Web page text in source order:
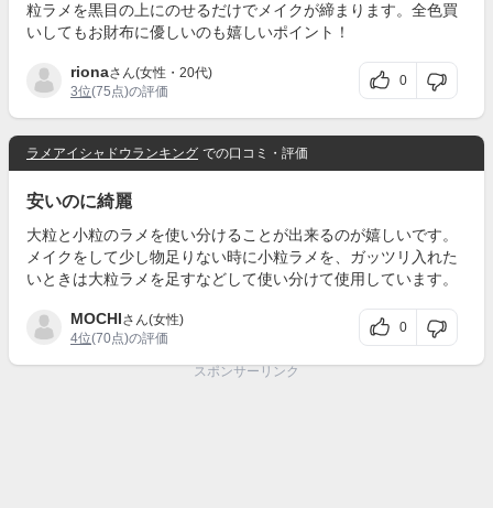
粒ラメを黒目の上にのせるだけでメイクが締まります。全色買
いしてもお財布に優しいのも嬉しいポイント！
rionaさん(女性・20代)
3位(75点)の評価
0
ラメアイシャドウランキング での口コミ・評価
安いのに綺麗
大粒と小粒のラメを使い分けることが出来るのが嬉しいです。
メイクをして少し物足りない時に小粒ラメを、ガッツリ入れた
いときは大粒ラメを足すなどして使い分けて使用しています。
MOCHIさん(女性)
4位(70点)の評価
0
スポンサーリンク